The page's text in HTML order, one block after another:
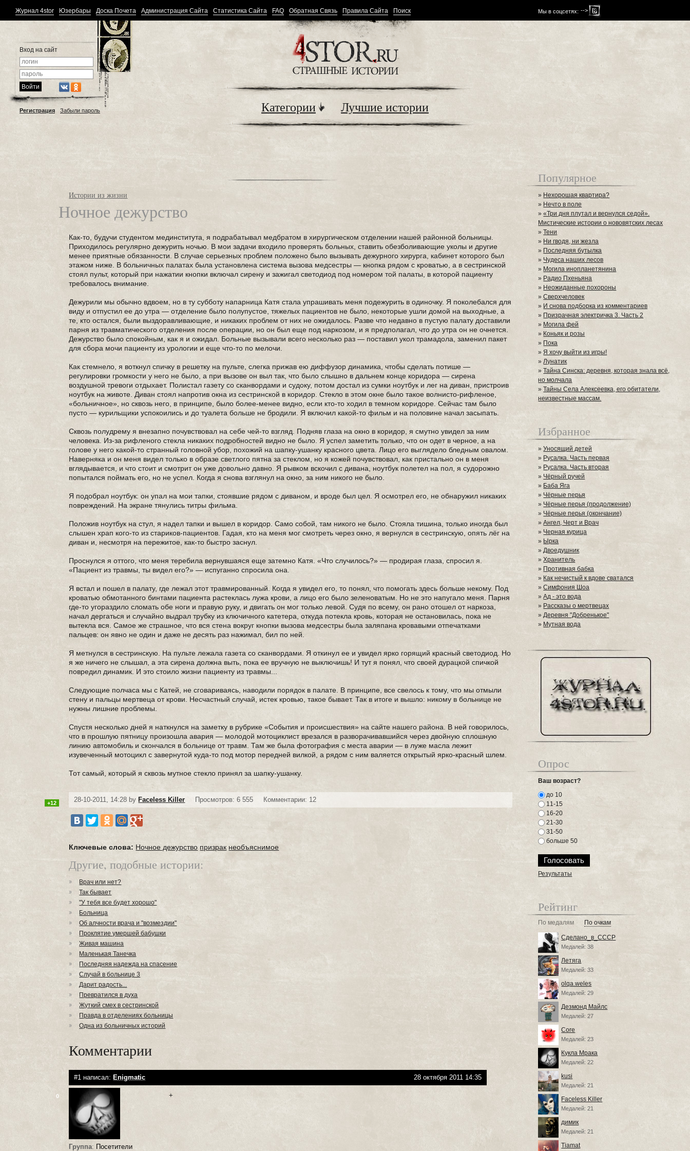
Мы в соцсетях: -->
Журнал 4stor Юзербары Доска Почета Администрация Сайта Статистика Сайта FAQ Обратная Связь Правила Сайта Поиск
Вход на сайт
Регистрация Забыли пароль Категории Лучшие истории
Истории из жизни
Ночное дежурство
Как-то, будучи студентом мединститута, я подрабатывал медбратом в хирургическом отделении нашей районной больницы.
Приходилось регулярно дежурить ночью. В мои задачи входило проверять больных, ставить обезболивающие уколы и другие
менее приятные обязанности. В случае серьезных проблем положено было вызывать дежурного хирурга, кабинет которого был
этажом ниже. В больничных палатах была установлена система вызова медсестры — кнопка рядом с кроватью, а в сестринской
стоял пульт, который при нажатии кнопки включал сирену и зажигал светодиод под номером той палаты, в которой пациенту
требовалось внимание.
Дежурили мы обычно вдвоем, но в ту субботу напарница Катя стала упрашивать меня подежурить в одиночку. Я поколебался для
виду и отпустил ее до утра — отделение было полупустое, тяжелых пациентов не было, некоторые ушли домой на выходные, а
те, кто остался, были выздоравливающие, и никаких проблем от них не ожидалось. Разве что недавно в пустую палату доставили
парня из травматического отделения после операции, но он был еще под наркозом, и я предполагал, что до утра он не очнется.
Дежурство было спокойным, как я и ожидал. Больные вызывали всего несколько раз — поставил укол трамадола, заменил пакет
для сбора мочи пациенту из урологии и еще что-то по мелочи.
Как стемнело, я воткнул спичку в решетку на пульте, слегка прижав ею диффузор динамика, чтобы сделать потише —
регулировки громкости у него не было, а при вызове он выл так, что было слышно в дальнем конце коридора — сирена
воздушной тревоги отдыхает. Полистал газету со сканвордами и судоку, потом достал из сумки ноутбук и лег на диван, пристроив
ноутбук на животе. Диван стоял напротив окна из сестринской в коридор. Стекло в этом окне было такое волнисто-рифленое,
«больничное», но сквозь него, в принципе, было более-менее видно, если кто-то ходил в темном коридоре. Сейчас там было
пусто — курильщики успокоились и до туалета больше не бродили. Я включил какой-то фильм и на половине начал засыпать.
Сквозь полудрему я внезапно почувствовал на себе чей-то взгляд. Подняв глаза на окно в коридор, я смутно увидел за ним
человека. Из-за рифленого стекла никаких подробностей видно не было. Я успел заметить только, что он одет в черное, а на
голове у него какой-то странный головной убор, похожий на шапку-ушанку красного цвета. Лицо его выглядело бледным овалом.
Наверняка и он меня видел только в образе светлого пятна за стеклом, но я кожей почувствовал, как пристально он в меня
вглядывается, и что стоит и смотрит он уже довольно давно. Я рывком вскочил с дивана, ноутбук полетел на пол, я судорожно
попытался поймать его, но не успел. Когда я снова взглянул на окно, за ним никого не было.
Я подобрал ноутбук: он упал на мои тапки, стоявшие рядом с диваном, и вроде был цел. Я осмотрел его, не обнаружил никаких
повреждений. На экране тянулись титры фильма.
Положив ноутбук на стул, я надел тапки и вышел в коридор. Само собой, там никого не было. Стояла тишина, только иногда был
слышен храп кого-то из стариков-пациентов. Гадая, кто на меня мог смотреть через окно, я вернулся в сестринскую, опять лёг на
диван и, несмотря на пережитое, как-то быстро заснул.
Проснулся я оттого, что меня теребила вернувшаяся еще затемно Катя. «Что случилось?» — продирая глаза, спросил я.
«Пациент из травмы, ты видел его?» — испуганно спросила она.
Я встал и пошел в палату, где лежал этот травмированный. Когда я увидел его, то понял, что помогать здесь больше некому. Под
кроватью обмотанного бинтами пациента растеклась лужа крови, а лицо его было зеленоватым. Но не это напугало меня. Парня
где-то угораздило сломать обе ноги и правую руку, и двигать он мог только левой. Судя по всему, он рано отошел от наркоза,
начал дергаться и случайно выдрал трубку из ключичного катетера, откуда потекла кровь, которая не остановилась, пока не
вытекла вся. Самое же страшное, что вся стена вокруг кнопки вызова медсестры была заляпана кровавыми отпечатками
пальцев: он явно не один и даже не десять раз нажимал, бил по ней.
Я метнулся в сестринскую. На пульте лежала газета со сканвордами. Я откинул ее и увидел ярко горящий красный светодиод. Но
я же ничего не слышал, а эта сирена должна выть, пока ее вручную не выключишь! И тут я понял, что своей дурацкой спичкой
повредил динамик. И это стоило жизни пациенту из травмы...
Следующие полчаса мы с Катей, не сговариваясь, наводили порядок в палате. В принципе, все свелось к тому, что мы отмыли
стену и пальцы мертвеца от крови. Несчастный случай, истек кровью, такое бывает. Так в итоге и вышло: никому в больнице не
нужны лишние проблемы.
Спустя несколько дней я наткнулся на заметку в рубрике «События и происшествия» на сайте нашего района. В ней говорилось,
что в прошлую пятницу произошла авария — молодой мотоциклист врезался в разворачивавшийся через двойную сплошную
линию автомобиль и скончался в больнице от травм. Там же была фотография с места аварии — в луже масла лежит
изувеченный мотоцикл с завернутой куда-то под мотор передней вилкой, а рядом с ним валяется открытый ярко-красный шлем.
Тот самый, который я сквозь мутное стекло принял за шапку-ушанку.
28-10-2011, 14:28 by Faceless Killer Просмотров: 6 555 Комментарии: 12
+12
Ключевые слова: Ночное дежурство призрак необъяснимое
Другие, подобные истории:
Врач или нет?
Так бывает
"У тебя все будет хорошо"
Больница
Об алчности врача и "возмездии"
Проклятие умершей бабушки
Живая машина
Маленькая Танечка
Последняя надежда на спасение
Случай в больнице 3
Дaрит рaдость...
Превратился в духа
Жуткий смех в сестринской
Правда в отделениях больницы
Одна из больничных историй
Комментарии
#1 написал: Enigmatic 28 октября 2011 14:35
0
Группа: Посетители
+
Популярное
» Нехорошая квартира?
» Нечто в поле
»«Три дня плутал и вернулся седой».
Мистические истории о нововятских лесах
»Тени
» Ни гводя, ни жезла
» Последняя бутылка
» Чудеса наших лесов
» Могила инопланетянина
» Радио Пхеньяна
» Неожиданные похороны
»Сверхчеловек
» И снова подборка из комментариев
» Призрачная электричка 3. Часть 2
» Могила фей
» Коньяк и розы
» Пока
»Я хочу выйти из игры!
»Лунатик
»Тайна Синска: деревня, которая знала всё,
но молчала
»Тайны Села Алексеевка, его обитатели,
неизвестные массам.
Избранное
»Уносящий детей
» Русалка. Часть первая
» Русалка. Часть вторая
» Чёрный ручей
» Баба Яга
»Чёрные перья
» Чёрные перья (продолжение)
» Чёрные перья (окончание)
»Ангел, Черт и Врач
» Черная курица
» Ырка
»Двоедушник
»Хранитель
» Противная бабка
» Как нечистый к вдове сватался
»Симфония Шоа
»Ад - это вода
» Рассказы о мертвецах
»Деревня "Добренькое"
» Мутная вода
Опрос
Ваш возраст?
до 10
11-15
16-20
21-30
31-50
больше 50
Результаты
Рейтинг
По медалям По очкам
Сделано_в_СССР
Медалей: 38
Летяга
Медалей: 33
olqa.weles
Медалей: 29
Дезмонд Майлс
Медалей: 27
Core
Медалей: 23
Кукла Мрака
Медалей: 22
kusi
Медалей: 21
Faceless Killer
Медалей: 21
димик
Медалей: 21
Tiamat